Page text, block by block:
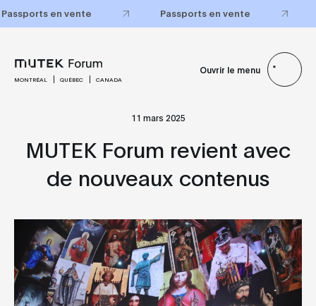
Passports en vente Passports en vente
MONTRÉAL QUÉBEC CANADA
Ouvrir le menu
11 mars 2025
MUTEK Forum revient avec
de nouveaux contenus